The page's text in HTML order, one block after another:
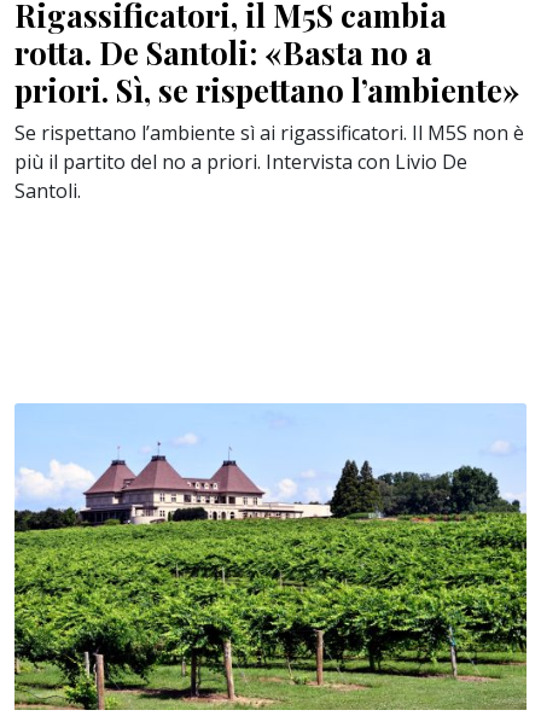
Rigassificatori, il M5S cambia
rotta. De Santoli: «Basta no a
priori. Sì, se rispettano l’ambiente»
Se rispettano l’ambiente sì ai rigassificatori. Il M5S non è
più il partito del no a priori. Intervista con Livio De
Santoli.